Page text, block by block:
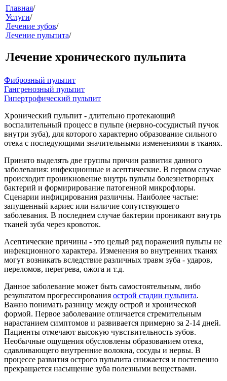
меню
звонок
клиники
Главная/
Услуги/
Лечение зубов/
Лечение пульпита/
Лечение хронического пульпита
Фиброзный пульпит
Гангренозный пульпит
Гипертрофический пульпит
Хронический пульпит - длительно протекающий
воспалительный процесс в пульпе (нервно-сосудистый пучок
внутри зуба), для которого характерно образование сильного
отека с последующими значительными изменениями в тканях.
Принято выделять две группы причин развития данного
заболевания: инфекционные и асептические. В первом случае
происходит проникновение внутрь пульпы болезнетворных
бактерий и формирирование патогенной микрофлоры.
Сценарии инфицирования различны. Наиболее частые:
запущенный кариес или наличие сопутствующего
заболевания. В последнем случае бактерии проникают внутрь
тканей зуба через кровоток.
Асептические причины - это целый ряд поражений пульпы не
инфекционного характера. Изменения во внутренних тканях
могут возникать вследствие различных травм зуба - ударов,
переломов, перегрева, ожога и т.д.
Данное заболевание может быть самостоятельным, либо
результатом прогрессирования острой стадии пульпита.
Важно понимать разницу между острой и хронической
формой. Первое заболевание отличается стремительным
нарастанием симптомов и развивается примерно за 2-14 дней.
Пациенты отмечают высокую чувствительность зубов.
Необычные ощущения обусловлены образованием отека,
сдавливающего внутренние волокна, сосуды и нервы. В
процессе развития острого пульпита снижается и постепенно
прекращается насыщение зуба полезными веществами.